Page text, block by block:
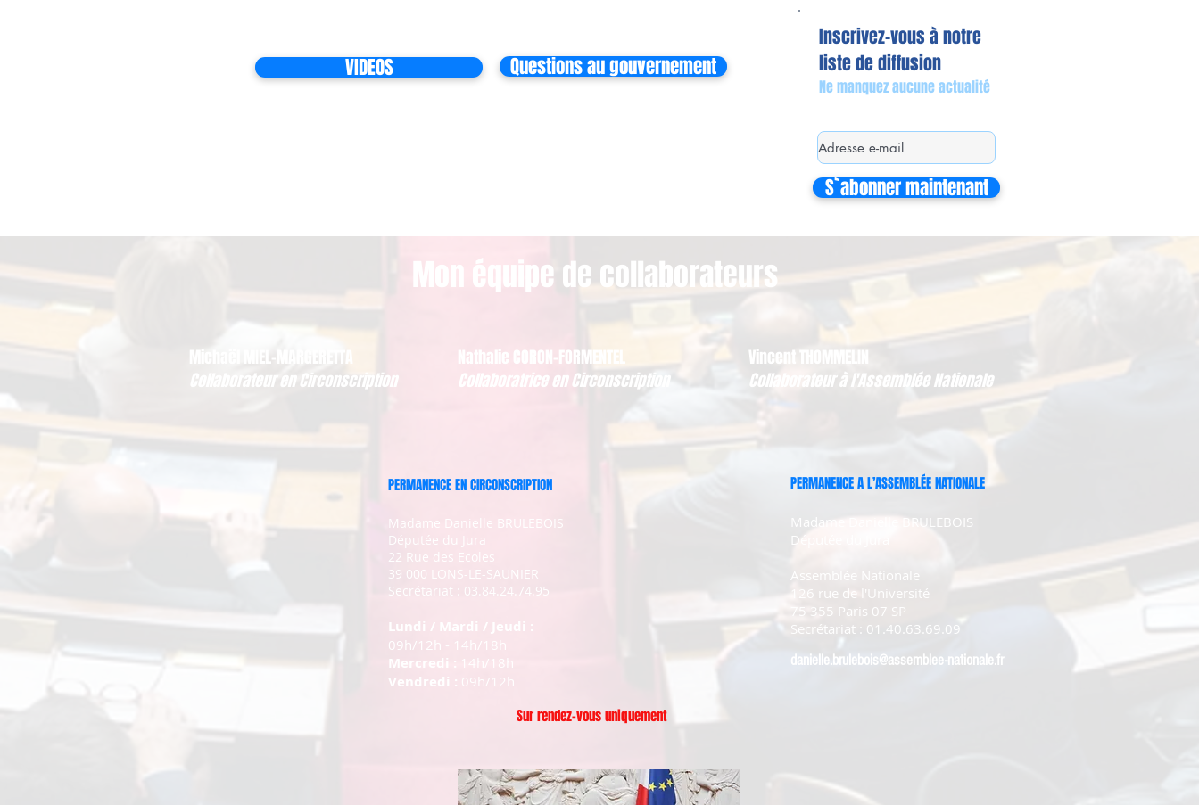
VIDEOS Questions au gouvernement
Inscrivez-vous à notre
liste de diffusion
Ne manquez aucune actualité
S`abonner maintenant
Mon équipe de collaborateurs
Michaël MIEL-MARGERETTA
Collaborateur en Circonscription
Vincent THOMMELIN
Collaborateur à l'Assemblée Nationale
Nathalie CORON-FORMENTEL
Collaboratrice en Circonscription
PERMANENCE EN CIRCONSCRIPTION
Madame Danielle BRULEBOIS
Députée du Jura
22 Rue des Ecoles
39 000 LONS-LE-SAUNIER
Secrétariat : 03.84.24.74.95
Lundi / Mardi / Jeudi :
09h/12h - 14h/18h
Mercredi : 14h/18h
Vendredi : 09h/12h
PERMANENCE A L’ASSEMBLÉE NATIONALE
Madame Danielle BRULEBOIS
Députée du Jura
Assemblée Nationale
126 rue de l'Université
75 355 Paris 07 SP
Secrétariat : 01.40.63.69.09
danielle.brulebois@assemblee-nationale.fr
Sur rendez-vous uniquement